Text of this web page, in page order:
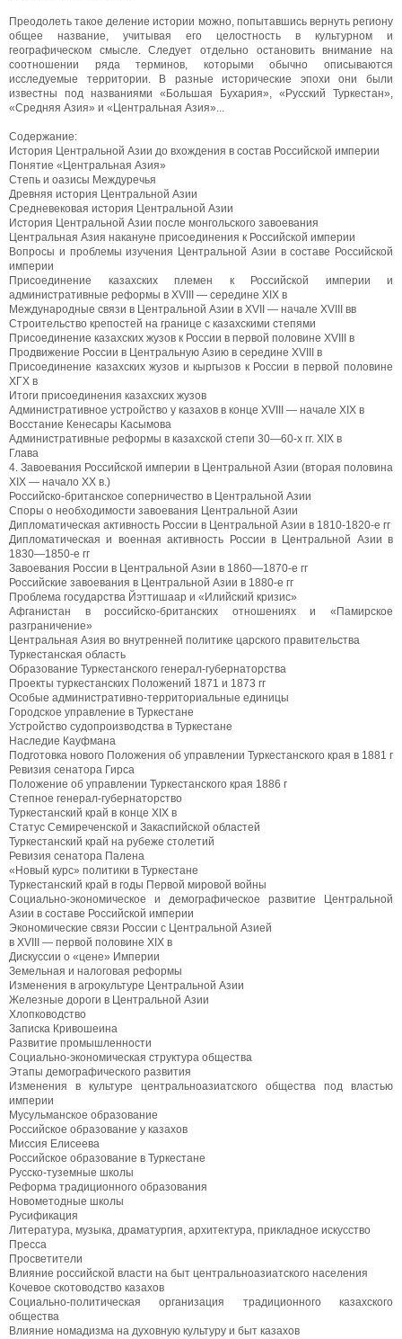
Преодолеть такое деление истории можно, попытавшись вернуть региону
общее название, учитывая его целостность в культурном и
географическом смысле. Следует отдельно остановить внимание на
соотношении ряда терминов, которыми обычно описываются
исследуемые территории. В разные исторические эпохи они были
известны под названиями «Большая Бухария», «Русский Туркестан»,
«Средняя Азия» и «Центральная Азия»...
Содержание:
История Центральной Азии до вхождения в состав Российской империи
Понятие «Центральная Азия»
Степь и оазисы Междуречья
Древняя история Центральной Азии
Средневековая история Центральной Азии
История Центральной Азии после монгольского завоевания
Центральная Азия накануне присоединения к Российской империи
Вопросы и проблемы изучения Центральной Азии в составе Российской
империи
Присоединение казахских племен к Российской империи и
административные реформы в XVIII — середине XIX в
Международные связи в Центральной Азии в XVII — начале XVIII вв
Строительство крепостей на границе с казахскими степями
Присоединение казахских жузов к России в первой половине XVIII в
Продвижение России в Центральную Азию в середине XVIII в
Присоединение казахских жузов и кыргызов к России в первой половине
ХГХ в
Итоги присоединения казахских жузов
Административное устройство у казахов в конце XVIII — начале XIX в
Восстание Кенесары Касымова
Административные реформы в казахской степи 30—60-х гг. XIX в
Глава
4. Завоевания Российской империи в Центральной Азии (вторая половина
XIX — начало XX в.)
Российско-британское соперничество в Центральной Азии
Споры о необходимости завоевания Центральной Азии
Дипломатическая активность России в Центральной Азии в 1810-1820-е гг
Дипломатическая и военная активность России в Центральной Азии в
1830—1850-е гг
Завоевания России в Центральной Азии в 1860—1870-е гг
Российские завоевания в Центральной Азии в 1880-е гг
Проблема государства Йэттишаар и «Илийский кризис»
Афганистан в российско-британских отношениях и «Памирское
разграничение»
Центральная Азия во внутренней политике царского правительства
Туркестанская область
Образование Туркестанского генерал-губернаторства
Проекты туркестанских Положений 1871 и 1873 гг
Особые административно-территориальные единицы
Городское управление в Туркестане
Устройство судопроизводства в Туркестане
Наследие Кауфмана
Подготовка нового Положения об управлении Туркестанского края в 1881 г
Ревизия сенатора Гирса
Положение об управлении Туркестанского края 1886 г
Степное генерал-губернаторство
Туркестанский край в конце XIX в
Статус Семиреченской и Закаспийской областей
Туркестанский край на рубеже столетий
Ревизия сенатора Палена
«Новый курс» политики в Туркестане
Туркестанский край в годы Первой мировой войны
Социально-экономическое и демографическое развитие Центральной
Азии в составе Российской империи
Экономические связи России с Центральной Азией
в XVIII — первой половине XIX в
Дискуссии о «цене» Империи
Земельная и налоговая реформы
Изменения в агрокультуре Центральной Азии
Железные дороги в Центральной Азии
Хлопководство
Записка Кривошеина
Развитие промышленности
Социально-экономическая структура общества
Этапы демографического развития
Изменения в культуре центральноазиатского общества под властью
империи
Мусульманское образование
Российское образование у казахов
Миссия Елисеева
Российское образование в Туркестане
Русско-туземные школы
Реформа традиционного образования
Новометодные школы
Русификация
Литература, музыка, драматургия, архитектура, прикладное искусство
Пресса
Просветители
Влияние российской власти на быт центральноазиатского населения
Кочевое скотоводство казахов
Социально-политическая организация традиционного казахского
общества
Влияние номадизма на духовную культуру и быт казахов